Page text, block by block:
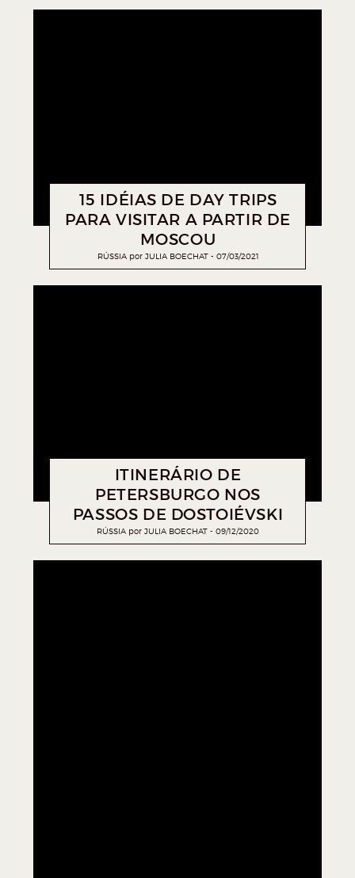
15 IDÉIAS DE DAY TRIPS
PARA VISITAR A PARTIR DE
MOSCOU
RÚSSIA por JULIA BOECHAT 07/03/2021
ITINERÁRIO DE
PETERSBURGO NOS
PASSOS DE DOSTOIÉVSKI
RÚSSIA por JULIA BOECHAT 09/12/2020